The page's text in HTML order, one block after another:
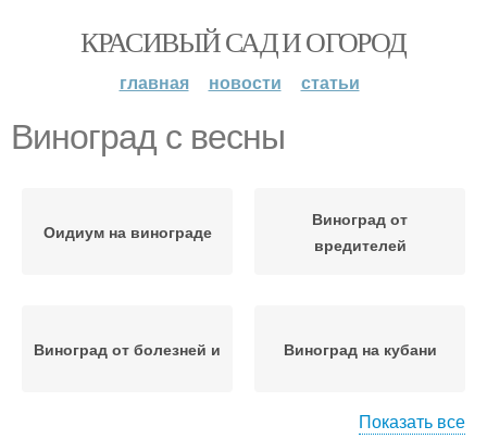
КРАСИВЫЙ САД И ОГОРОД
главная новости статьи
Виноград с весны
Оидиум на винограде
Виноград от
вредителей
Виноград от болезней и Виноград на кубани
Показать все